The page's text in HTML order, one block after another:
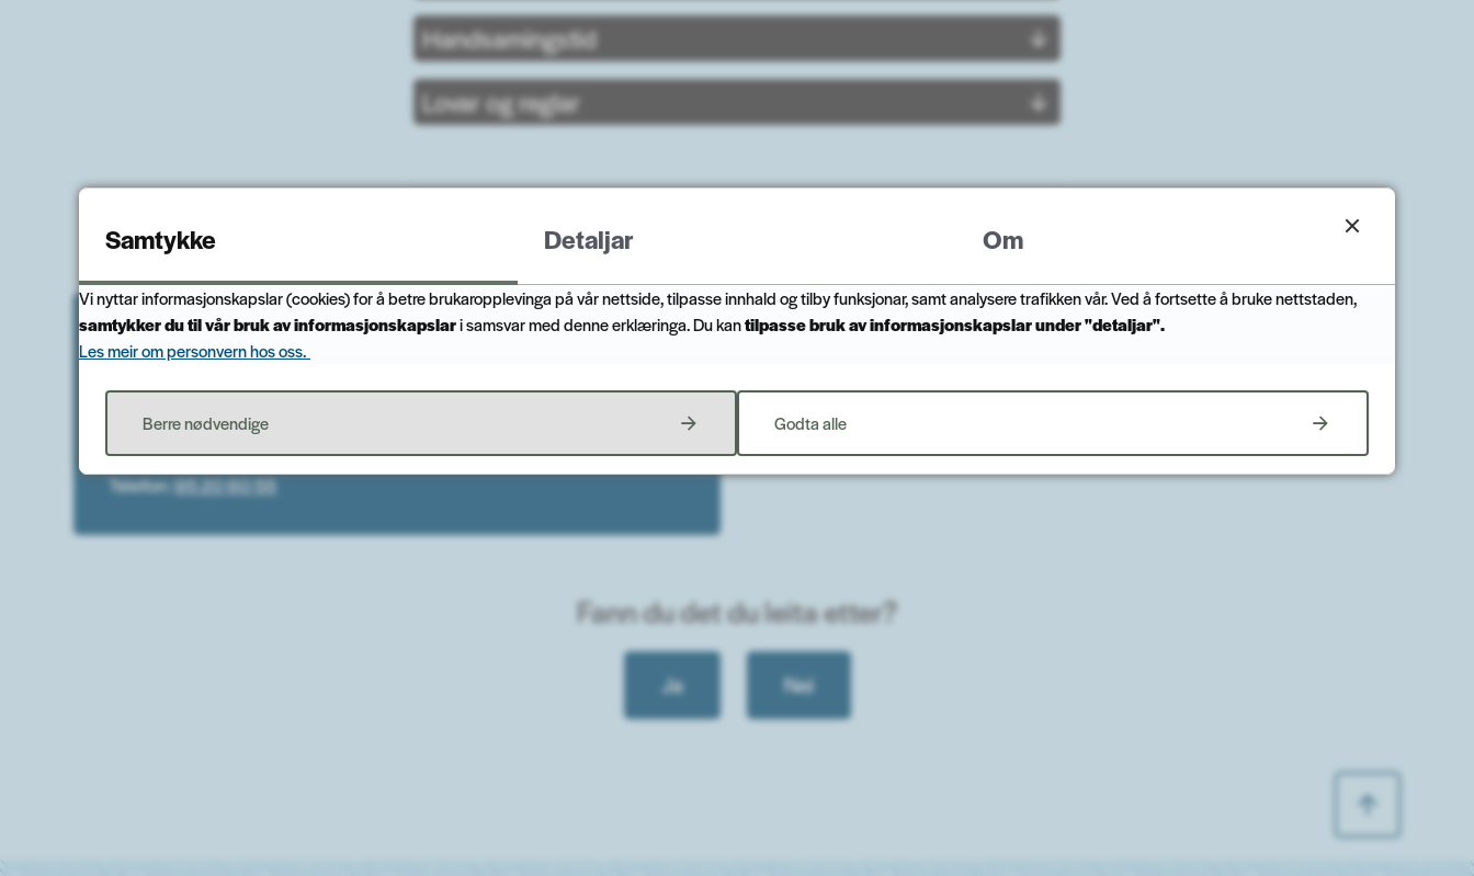
Handsamingstid
Lovar og reglar
Hilde Jenssen Midtbø
Leiar for servicekontoret
Telefon95 20 60 55
Fann du det du leita etter?
Ja Nei
Til toppen
Samtykke Detaljar Om
Vi nyttar informasjonskapslar (cookies) for å betre brukaropplevinga på vår nettside, tilpasse innhald og tilby funksjonar, samt analysere trafikken vår. Ved å fortsette å bruke nettstaden,
samtykker du til vår bruk av informasjonskapslari samsvar med denne erklæringa. Du kantilpasse bruk av informasjonskapslar under "detaljar".
Les meir om personvern hos oss.
Berre nødvendige Godta alle